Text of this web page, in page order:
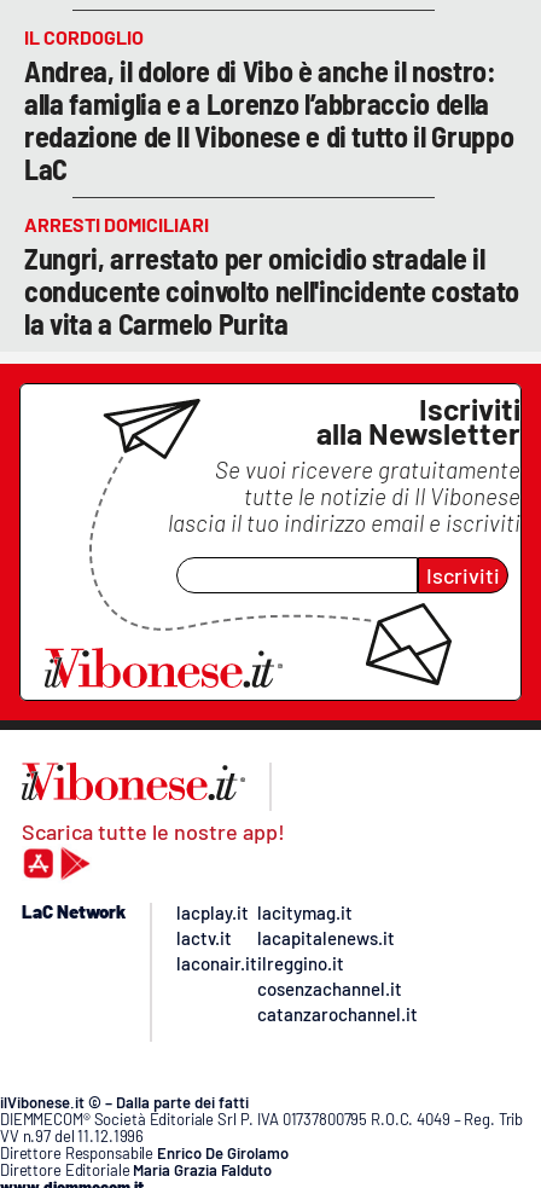
IL CORDOGLIO
Andrea, il dolore di Vibo è anche il nostro:
alla famiglia e a Lorenzo l’abbraccio della
redazione de Il Vibonese e di tutto il Gruppo
LaC
ARRESTI DOMICILIARI
Zungri, arrestato per omicidio stradale il
conducente coinvolto nell'incidente costato
la vita a Carmelo Purita
Iscriviti
alla Newsletter
Se vuoi ricevere gratuitamente
tutte le notizie di Il Vibonese
lascia il tuo indirizzo email e iscriviti
Iscriviti
Scarica tutte le nostre app!
LaC Network
lacplay.it
lactv.it
laconair.it
lacitymag.it
lacapitalenews.it
ilreggino.it
cosenzachannel.it
catanzarochannel.it
ilVibonese.it © – Dalla parte dei fatti
DIEMMECOM® Società Editoriale Srl P. IVA 01737800795 R.O.C. 4049 – Reg. Trib
VV n.97 del 11.12.1996
Direttore Responsabile Enrico De Girolamo
Direttore Editoriale Maria Grazia Falduto